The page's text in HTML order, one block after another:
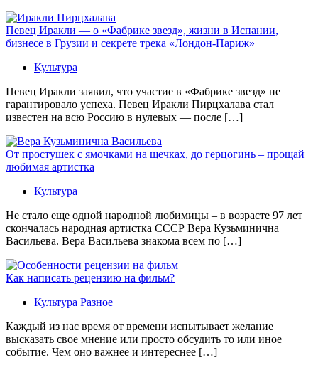
Певец Иракли — о «Фабрике звезд», жизни в Испании,
бизнесе в Грузии и секрете трека «Лондон-Париж»
Культура
Певец Иракли заявил, что участие в «Фабрике звезд» не
гарантировало успеха. Певец Иракли Пирцхалава стал
известен на всю Россию в нулевых — после […]
От простушек с ямочками на щечках, до герцогинь – прощай
любимая артистка
Культура
Не стало еще одной народной любимицы – в возрасте 97 лет
скончалась народная артистка СССР Вера Кузьминична
Васильева. Вера Васильева знакома всем по […]
Как написать рецензию на фильм?
Культура Разное
Каждый из нас время от времени испытывает желание
высказать свое мнение или просто обсудить то или иное
событие. Чем оно важнее и интереснее […]